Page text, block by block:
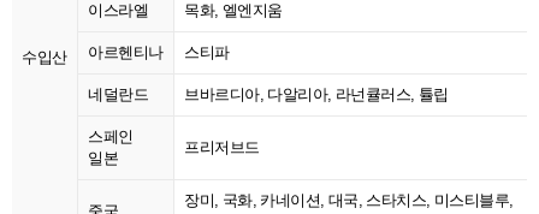
수입산
이스라엘 목화, 엘엔지움
아르헨티나 스티파
네덜란드 브바르디아, 다알리아, 라넌큘러스, 튤립
스페인
일본
프리저브드
장미, 국화, 카네이션, 대국, 스타치스, 미스티블루,